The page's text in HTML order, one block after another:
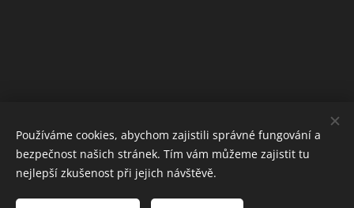
Používáme cookies, abychom zajistili správné fungování a
bezpečnost našich stránek. Tím vám můžeme zajistit tu
nejlepší zkušenost při jejich návštěvě.